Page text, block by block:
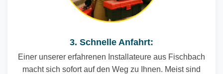
3. Schnelle Anfahrt:
Einer unserer erfahrenen Installateure aus Fischbach
macht sich sofort auf den Weg zu Ihnen. Meist sind